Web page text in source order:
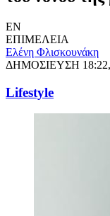
EN
ΕΠΙΜΕΛΕΙΑ
Ελένη Φλισκουνάκη
ΔΗΜΟΣΙΕΥΣΗ
Lifestyle